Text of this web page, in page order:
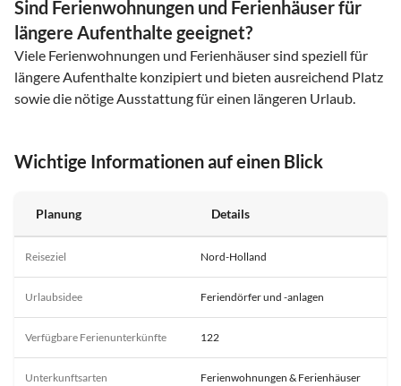
Sind Ferienwohnungen und Ferienhäuser für
längere Aufenthalte geeignet?
Viele Ferienwohnungen und Ferienhäuser sind speziell für
längere Aufenthalte konzipiert und bieten ausreichend Platz
sowie die nötige Ausstattung für einen längeren Urlaub.
Wichtige Informationen auf einen Blick
Planung Details
Reiseziel Nord-Holland
Urlaubsidee Feriendörfer und -anlagen
Verfügbare Ferienunterkünfte 122
Unterkunftsarten Ferienwohnungen & Ferienhäuser